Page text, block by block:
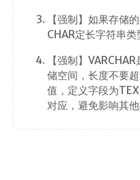
【强制】如果存储
CHAR定长字符串类
【强制】
储空间，长度不要
值，定义字段为
对应，避免影响其